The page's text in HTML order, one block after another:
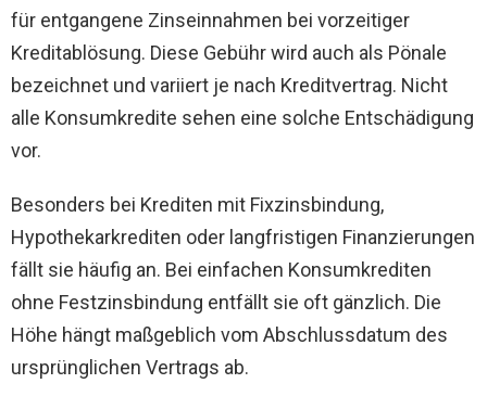
für entgangene Zinseinnahmen bei vorzeitiger
Kreditablösung. Diese Gebühr wird auch als Pönale
bezeichnet und variiert je nach Kreditvertrag. Nicht
alle Konsumkredite sehen eine solche Entschädigung
vor.
Besonders bei Krediten mit Fixzinsbindung,
Hypothekarkrediten oder langfristigen Finanzierungen
fällt sie häufig an. Bei einfachen Konsumkrediten
ohne Festzinsbindung entfällt sie oft gänzlich. Die
Höhe hängt maßgeblich vom Abschlussdatum des
ursprünglichen Vertrags ab.